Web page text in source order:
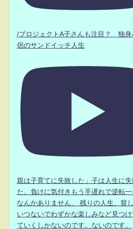
/プロジェクトA子さんも注目？ 独身
侶のサンドイッチ人生
親は子育てに失敗した」子は人生に失
た。負けに気付きもう手遅れで逆転
なんかありません、 残りの人生、貧
いつないでわずかな楽しみなど見つけ
ていくしかないのです。ないのです。